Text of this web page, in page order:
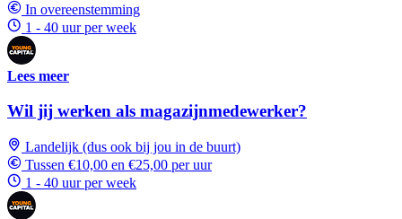
In overeenstemming
1 - 40 uur per week
Lees meer
Wil jij werken als magazijnmedewerker?
Landelijk (dus ook bij jou in de buurt)
Tussen €10,00 en €25,00 per uur
1 - 40 uur per week